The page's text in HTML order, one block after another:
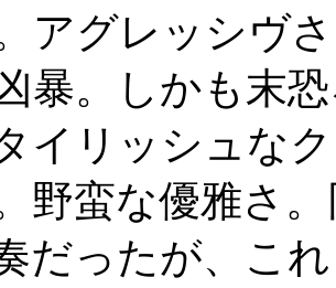
アグレッシヴ
暴。しかも末
イリッシュな
野蛮な優雅さ
だったが、こ